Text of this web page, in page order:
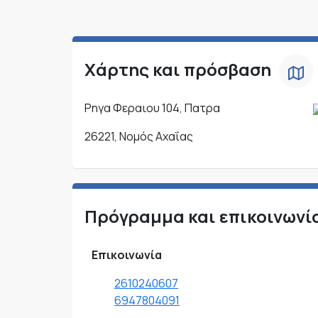
Χάρτης και πρόσβαση
Ρηγα Φεραιου 104, Πατρα
26221, Νομός Αχαΐας
Πρόγραμμα και
Επικοινωνία
2610240607
6947804091